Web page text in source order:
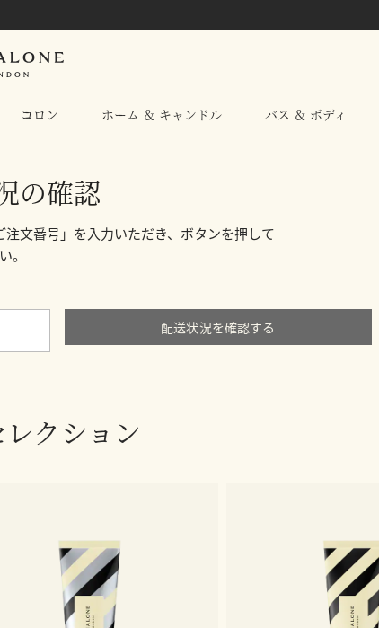
コロン ホーム ＆ キャンドル バス ＆ ボディ
の確認
文番号」を入力いただき、ボタンを押して
。
配送状況を確認する
クション